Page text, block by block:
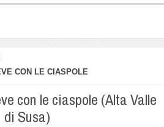
CON LE CIASPOLE
con le ciaspole (Alta Valle
di Susa)